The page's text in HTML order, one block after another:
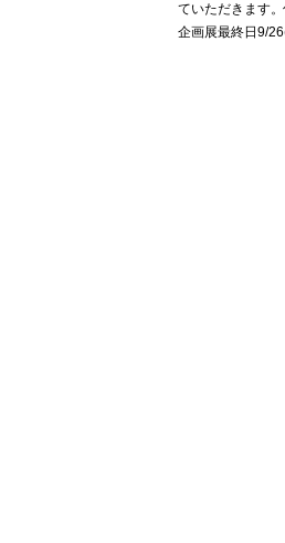
ていただきます
企画展最終日9/